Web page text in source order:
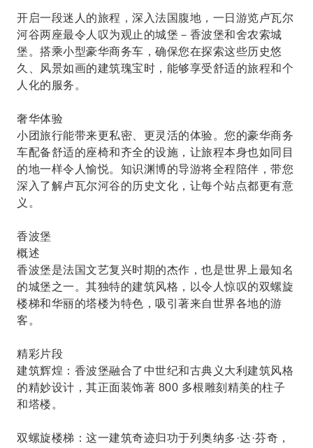
开启一段迷人的旅程，深入法国腹地，一日游览卢瓦尔
河谷两座最令人叹为观止的城堡－香波堡和舍农索城
堡。搭乘小型豪华商务车，确保您在探索这些历史悠
久、风景如画的建筑瑰宝时，能够享受舒适的旅程和个
人化的服务。
奢华体验
小团旅行能带来更私密、更灵活的体验。您的豪华商务
车配备舒适的座椅和齐全的设施，让旅程本身也如同目
的地一样令人愉悦。知识渊博的导游将全程陪伴，带您
深入了解卢瓦尔河谷的历史文化，让每个站点都更有意
义。
香波堡
概述
香波堡是法国文艺复兴时期的杰作，也是世界上最知名
的城堡之一。其独特的建筑风格，以令人惊叹的双螺旋
楼梯和​​华丽的塔楼为特色，吸引著来自世界各地的游
客。
精彩片段
建筑辉煌：香波堡融合了中世纪和古典义大利建筑风格
的精妙设计，其正面装饰著 800 多根雕刻精美的柱子
和塔楼。
双螺旋楼梯：这一建筑奇迹归功于列奥纳多·达·芬奇，